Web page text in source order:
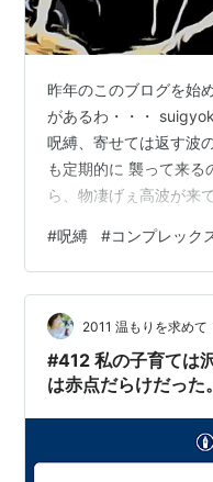
昨年のこのブログを始
があるわ・・・
呪縛、寄せては返す波
も定期的に 襲って来る
ら、物凄げぇ高波が来
に沈んでいく。 海水を
水でぐちゃぐちゃだ。
て気が付くと砂浜に打
縛とは・・・・まじな
理的な強制によって、
#呪縛 #コンプレック
2011 温もりを求めて
#412 私の子育ては
は赤点だらけだった。